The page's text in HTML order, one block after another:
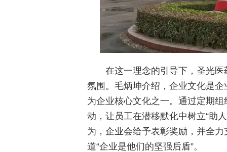
在这一理念的引导下，圣光医
氛围。毛炳坤介绍，企业文化是
为企业核心文化之一。通过定期
动，让员工在潜移默化中树立“助
为，企业会给予表彰奖励，并全
道“企业是他们的坚强后盾”。